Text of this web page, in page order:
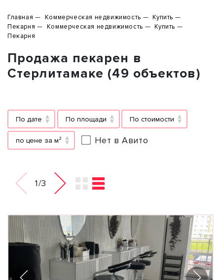
Главная Коммерческая недвижимость
Купить
Пекарня
Коммерческая недвижимость
Купить
Пекарня
Продажа пекарен в
Стерлитамаке (49 объектов)
По дате По площади По стоимости
по цене за м² Нет в Авито
1/3